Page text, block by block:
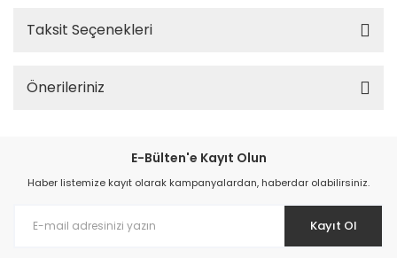
Taksit Seçenekleri
Önerileriniz
E-Bülten'e Kayıt Olun
Haber listemize kayıt olarak kampanyalardan, haberdar olabilirsiniz.
Kayıt Ol